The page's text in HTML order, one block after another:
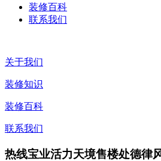
装修百科
联系我们
关于我们
装修知识
装修百科
联系我们
热线宝业活力天境售楼处德律